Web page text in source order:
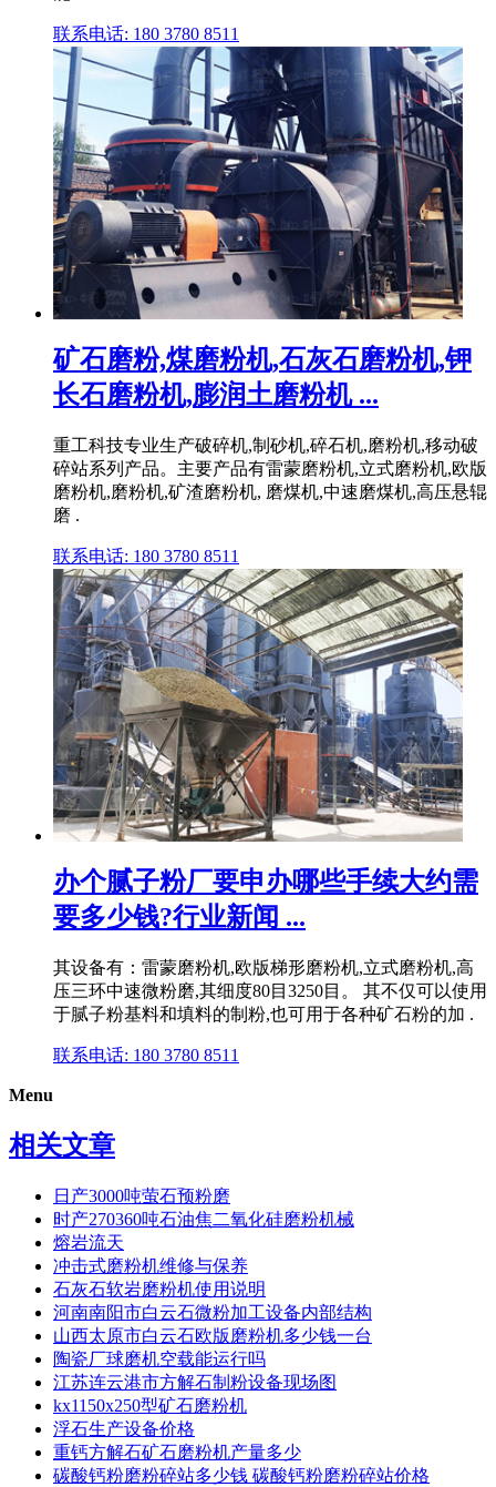
联系电话: 180 3780 8511
矿石磨粉,煤磨粉机,石灰石磨粉机,钾
长石磨粉机,膨润土磨粉机 ...
重工科技专业生产破碎机,制砂机,碎石机,磨粉机,移动破
碎站系列产品。主要产品有雷蒙磨粉机,立式磨粉机,欧版
磨粉机,磨粉机,矿渣磨粉机, 磨煤机,中速磨煤机,高压悬辊
磨 .
联系电话: 180 3780 8511
办个腻子粉厂要申办哪些手续大约需
要多少钱?行业新闻 ...
其设备有：雷蒙磨粉机,欧版梯形磨粉机,立式磨粉机,高
压三环中速微粉磨,其细度80目3250目。 其不仅可以使用
于腻子粉基料和填料的制粉,也可用于各种矿石粉的加 .
联系电话: 180 3780 8511
Menu
相关文章
日产3000吨萤石预粉磨
时产270360吨石油焦二氧化硅磨粉机械
熔岩流天
冲击式磨粉机维修与保养
石灰石软岩磨粉机使用说明
河南南阳市白云石微粉加工设备内部结构
山西太原市白云石欧版磨粉机多少钱一台
陶瓷厂球磨机空载能运行吗
江苏连云港市方解石制粉设备现场图
kx1150x250型矿石磨粉机
浮石生产设备价格
重钙方解石矿石磨粉机产量多少
碳酸钙粉磨粉碎站多少钱 碳酸钙粉磨粉碎站价格